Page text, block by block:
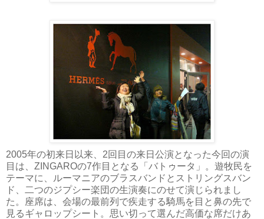
2005年の初来日以来、2回目の来日公演となった今回の演
目は、ZINGAROの7作目となる「バトゥータ」。遊牧民を
テーマに、ルーマニアのブラスバンドとストリングスバン
ド、二つのジプシー楽団の生演奏にのせて演じられまし
た。座席は、会場の最前列で疾走する騎馬を目と鼻の先で
見るギャロップシート。思い切って選んだ高価な席だけあ